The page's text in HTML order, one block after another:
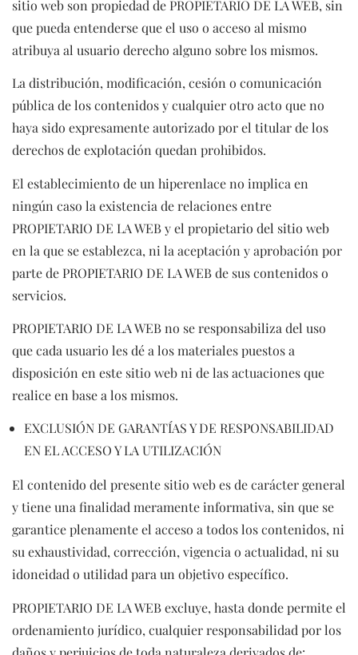
sitio web son propiedad de PROPIETARIO DE LA WEB, sin
que pueda entenderse que el uso o acceso al mismo
atribuya al usuario derecho alguno sobre los mismos.
La distribución, modificación, cesión o comunicación
pública de los contenidos y cualquier otro acto que no
haya sido expresamente autorizado por el titular de los
derechos de explotación quedan prohibidos.
El establecimiento de un hiperenlace no implica en
ningún caso la existencia de relaciones entre
PROPIETARIO DE LA WEB y el propietario del sitio web
en la que se establezca, ni la aceptación y aprobación por
parte de PROPIETARIO DE LA WEB de sus contenidos o
servicios.
PROPIETARIO DE LA WEB no se responsabiliza del uso
que cada usuario les dé a los materiales puestos a
disposición en este sitio web ni de las actuaciones que
realice en base a los mismos.
EXCLUSIÓN DE GARANTÍAS Y DE RESPONSABILIDAD
EN EL ACCESO Y LA UTILIZACIÓN
El contenido del presente sitio web es de carácter general
y tiene una finalidad meramente informativa, sin que se
garantice plenamente el acceso a todos los contenidos, ni
su exhaustividad, corrección, vigencia o actualidad, ni su
idoneidad o utilidad para un objetivo específico.
PROPIETARIO DE LA WEB excluye, hasta donde permite el
ordenamiento jurídico, cualquier responsabilidad por los